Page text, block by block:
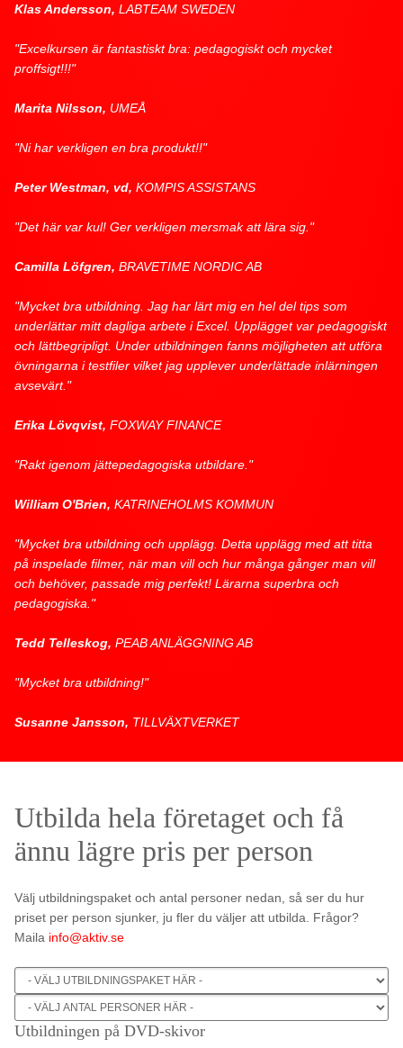
Klas Andersson, LABTEAM SWEDEN
"Excelkursen är fantastiskt bra: pedagogiskt och mycket
proffsigt!!!"
Marita Nilsson, UMEÅ
"Ni har verkligen en bra produkt!!"
Peter Westman, vd, KOMPIS ASSISTANS
"Det här var kul! Ger verkligen mersmak att lära sig."
Camilla Löfgren, BRAVETIME NORDIC AB
"Mycket bra utbildning. Jag har lärt mig en hel del tips som
underlättar mitt dagliga arbete i Excel. Upplägget var pedagogiskt
och lättbegripligt. Under utbildningen fanns möjligheten att utföra
övningarna i testfiler vilket jag upplever underlättade inlärningen
avsevärt."
Erika Lövqvist, FOXWAY FINANCE
"Rakt igenom jättepedagogiska utbildare."
William O'Brien, KATRINEHOLMS KOMMUN
"Mycket bra utbildning och upplägg. Detta upplägg med att titta
på inspelade filmer, när man vill och hur många gånger man vill
och behöver, passade mig perfekt! Lärarna superbra och
pedagogiska."
Tedd Telleskog, PEAB ANLÄGGNING AB
"Mycket bra utbildning!"
Susanne Jansson, TILLVÄXTVERKET
Utbilda hela företaget och få
ännu lägre pris per person
Välj utbildningspaket och antal personer nedan, så ser du hur
priset per person sjunker, ju fler du väljer att utbilda. Frågor?
Maila info@aktiv.se
Utbildningen på DVD-skivor